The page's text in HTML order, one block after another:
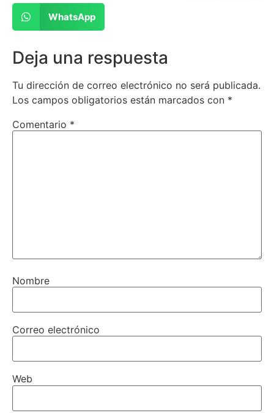
WhatsApp
Deja una respuesta
Tu dirección de correo electrónico no será publicada.
Los campos obligatorios están marcados con *
Comentario *
Nombre
Correo electrónico
Web